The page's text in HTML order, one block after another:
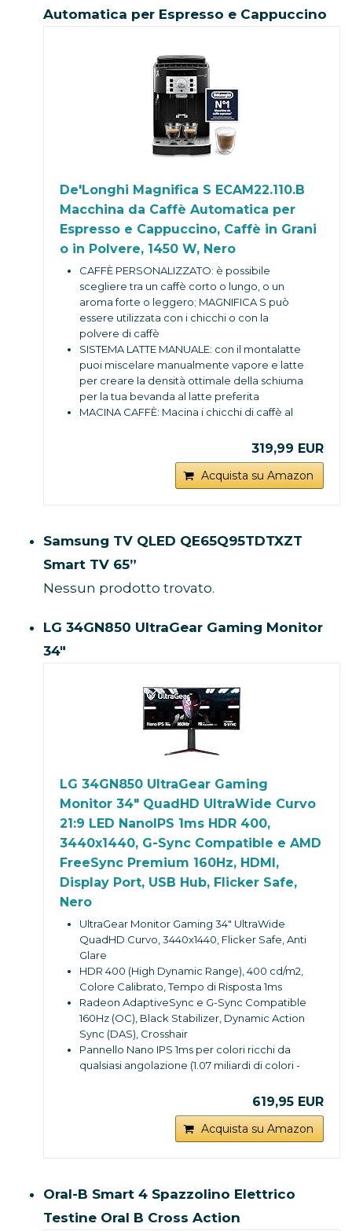
Automatica per Espresso e Cappuccino
De'Longhi Magnifica S ECAM22.110.B
Macchina da Caffè Automatica per
Espresso e Cappuccino, Caffè in Grani
o in Polvere, 1450 W, Nero
CAFFÈ PERSONALIZZATO: è possibile
scegliere tra un caffè corto o lungo, o un
aroma forte o leggero; MAGNIFICA S può
essere utilizzata con i chicchi o con la
polvere di caffè
SISTEMA LATTE MANUALE: con il montalatte
puoi miscelare manualmente vapore e latte
per creare la densità ottimale della schiuma
per la tua bevanda al latte preferita
MACINA CAFFÈ: Macina i chicchi di caffè al
come al bar; macinacaffè regolabile fino a 13
SEMPLICE DA USARE: La manopola
permette di selezionare l’intensità
PULIZIA FACILE: La griglia della vaschetta
lavastoviglie per assicurare una pulizia
ottimale
319,99 EUR
Acquista su Amazon
Samsung TV QLED QE65Q95TDTXZT
Smart TV 65”
Nessun prodotto trovato.
LG 34GN850 UltraGear Gaming Monitor
34″
LG 34GN850 UltraGear Gaming
Monitor 34" QuadHD UltraWide Curvo
21:9 LED NanoIPS 1ms HDR 400,
3440x1440, G-Sync Compatible e AMD
FreeSync Premium 160Hz, HDMI,
Display Port, USB Hub, Flicker Safe,
Nero
UltraGear Monitor Gaming 34" UltraWide
QuadHD Curvo, 3440x1440, Flicker Safe, Anti
Glare
HDR 400 (High Dynamic Range), 400 cd/m2,
Colore Calibrato, Tempo di Risposta 1ms
Radeon AdaptiveSync e G-Sync Compatible
160Hz (OC), Black Stabilizer, Dynamic Action
Sync (DAS), Crosshair
Pannello Nano IPS 1ms per colori ricchi da
qualsiasi angolazione (1.07 miliardi di colori -
Schermo Multitasking, Screen Split, Reader
Mode (Low Blue-Light)
Connessioni: 2x HMDI, 1x Display Port 1.4, 3x
USB 3.0, Uscita Audio (Jack)
mm
619,95 EUR
Acquista su Amazon
Oral-B Smart 4 Spazzolino Elettrico
Testine Oral B Cross Action